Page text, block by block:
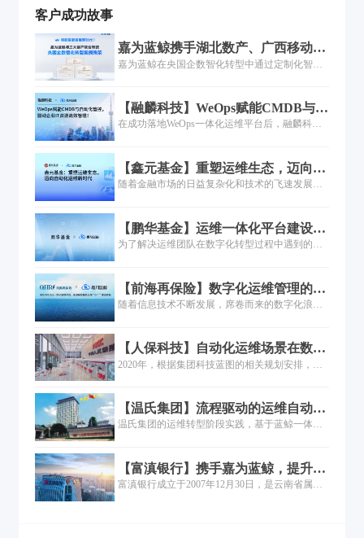
客户成功故事
嘉为蓝鲸携手湖北数产、广西移动及
资产管理领域客户，联合斩获央国企
嘉为蓝鲸在央国企数智化转型中通过定制化智能
【融麟科技】WeOps赋能CMDB与自
动化管控驱动企业IT资源高效管理！
在成功落地WeOps一体化运维平台后，融麟科技
快速响应系统故障，打破了原有的“数据孤
岛”与“管理盲区”，确保业务连续性与稳定性的同
继续深化其在IT运维领域的探索与实践，推动企
业向更高水平迈进。
【鑫元基金】重塑运维生态，迈向自
动化运维新时代
随着金融市场的日益复杂化和技术的飞速发展，
业务的快速发展和监管政策的日益严格，鑫元基
金在享受业务增长带来喜悦的同时，也不得不面
需求，运维对象愈发复杂将带来数据孤岛与运维
成本增加等新问题。
【鹏华基金】运维一体化平台建设实
践
为了解决运维团队在数字化转型过程中遇到的各
系进行全面优化升级，主要涉及工具支撑体系、
流程管理体系、指标度量体系及人员组织体系的
【前海再保险】数字化运维管理的实
践之路！
随着信息技术不断发展，席卷而来的数字化浪潮
挥“减震器”功效、推动巨灾保险体系建设的同
时，全面推进 “战略规划与组织流程建设”、“业务
中，数字化系统的建设和运维服务的重任落到了
IT部门肩上，这无疑给运维团队带来巨大的挑
【人保科技】自动化运维场景在数据
中心的落地之网络策略自动化管理
2020年，根据集团科技蓝图的相关规划安排，为
台+机房运维服务场景+数据报表及展示”的统一运
维管理平台，基于蓝鲸PaaS平台底座，构建一级
运维大数据域。
【温氏集团】流程驱动的运维自动化
在温氏集团的实践
温氏集团的运维转型阶段实践，基于蓝鲸一体化
（统一运维门户、资源计费管理、运维流程
SLA），按部就班，循序渐进。
【富滇银行】携手嘉为蓝鲸，提升运
维管理自动化水平！
富滇银行成立于2007年12月30日，是云南省属地